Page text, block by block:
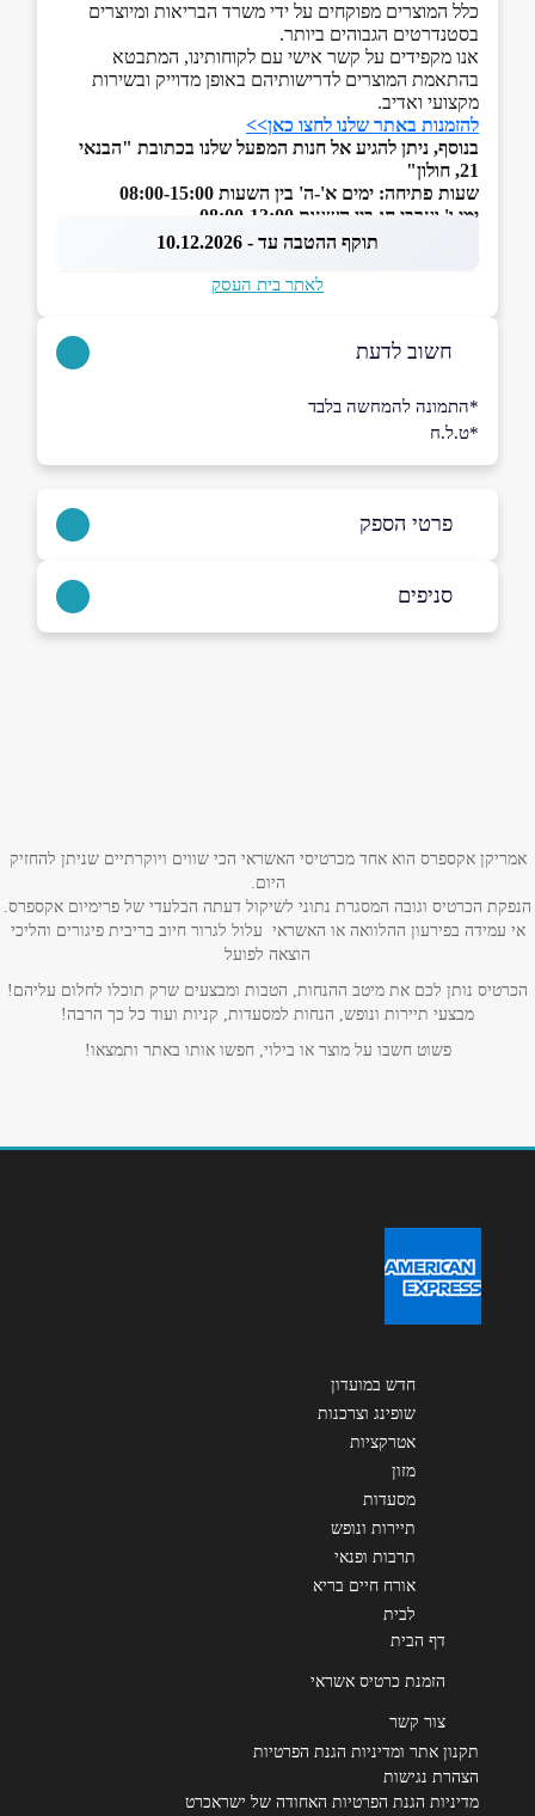
כלל המוצרים מפוקחים על ידי משרד הבריאות ומיוצרים
בסטנדרטים הגבוהים ביותר.
אנו מקפידים על קשר אישי עם לקוחותינו, המתבטא
בהתאמת המוצרים לדרישותיהם באופן מדוייק ובשירות
מקצועי ואדיב.
להזמנות באתר שלנו לחצו כאן>>
בנוסף, ניתן להגיע אל חנות המפעל שלנו בכתובת "הבנאי
21, חולון"
שעות פתיחה: ימים א'-ה' בין השעות 08:00-15:00
ימי ו' וערבי חג בין השעות 08:00-13:00
תוקף ההטבה עד - 10.12.2026
לאתר בית העסק
חשוב לדעת
*התמונה להמחשה בלבד
*ט.ל.ח
פרטי הספק
באתר בפייסבוק באינסטגרם
אימייל*
נושא*
אנא חזרו אלי בקשר ל...
סניפים
אמריקן אקספרס הוא אחד מכרטיסי האשראי הכי שווים ויוקרתיים שניתן להחזיק
היום.
הנפקת הכרטיס וגובה המסגרת נתוני לשיקול דעתה הבלעדי של פרימיום אקספרס.
אי עמידה בפירעון ההלוואה או האשראי עלול לגרור חיוב בריבית פיגורים והליכי
הוצאה לפועל
הכרטיס נותן לכם את מיטב ההנחות, הטבות ומבצעים שרק תוכלו לחלום עליהם!
מבצעי תיירות ונופש, הנחות למסעדות, קניות ועוד כל כך הרבה!
פשוט חשבו על מוצר או בילוי, חפשו אותו באתר ותמצאו!
חדש במועדון
שופינג וצרכנות
אטרקציות
מזון
מסעדות
תיירות ונופש
תרבות ופנאי
אורח חיים בריא
לבית
דף הבית
הזמנת כרטיס אשראי
צור קשר
תקנון אתר ומדיניות הגנת הפרטיות
הצהרת נגישות
מדיניות הגנת הפרטיות האחודה של ישראכרט